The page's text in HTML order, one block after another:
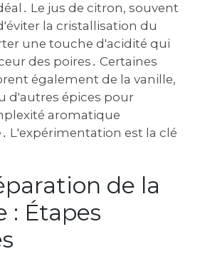
Le jus de citron, souvent
la cristallisation du
une touche d'acidité qui
des poires․ Certaines
également de la vanille,
d'autres épices pour
aromatique
L'expérimentation est la clé
de la
: Étapes